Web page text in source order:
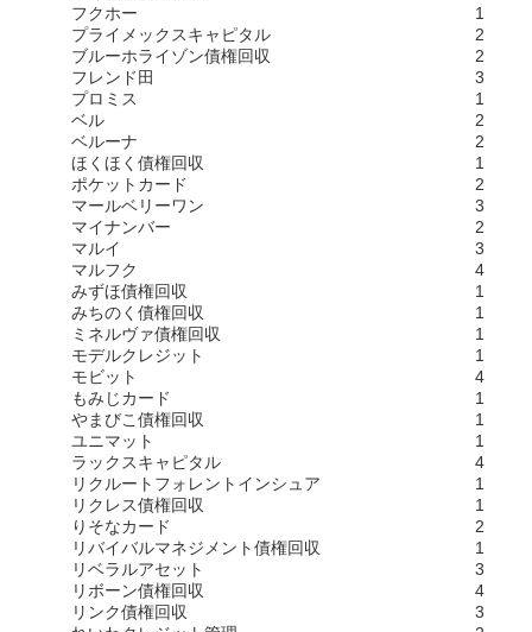
フクホー
1
プライメックスキャピタル
2
ブルーホライゾン債権回収
2
フレンド田
3
プロミス
1
ベル
2
ベルーナ
2
ほくほく債権回収
1
ポケットカード
2
マールベリーワン
3
マイナンバー
2
マルイ
3
マルフク
4
みずほ債権回収
1
みちのく債権回収
1
ミネルヴァ債権回収
1
モデルクレジット
1
モビット
4
もみじカード
1
やまびこ債権回収
1
ユニマット
1
ラックスキャピタル
4
リクルートフォレントインシュア
1
リクレス債権回収
1
りそなカード
2
リバイバルマネジメント債権回収
1
リベラルアセット
3
リボーン債権回収
4
リンク債権回収
3